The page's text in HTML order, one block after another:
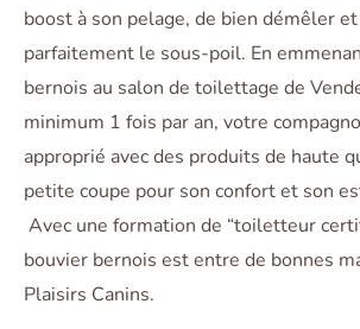
boost à son pelage, de bien démêler
parfaitement le sous-poil. En
bernois au salon de toilettage de
minimum 1 fois par an, votre
approprié avec des produits de haute
petite coupe pour son confort et son
Avec une formation de “toiletteur
bouvier bernois est entre de bonnes
Plaisirs Canins.